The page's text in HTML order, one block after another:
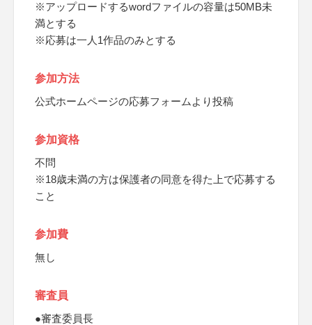
※アップロードするwordファイルの容量は50MB未
満とする
※応募は一人1作品のみとする
参加方法
公式ホームページの応募フォームより投稿
参加資格
不問
※18歳未満の方は保護者の同意を得た上で応募する
こと
参加費
無し
審査員
●審査委員長